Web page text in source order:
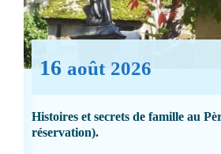
16 août 2026
Histoires et secrets de famille au
réservation).